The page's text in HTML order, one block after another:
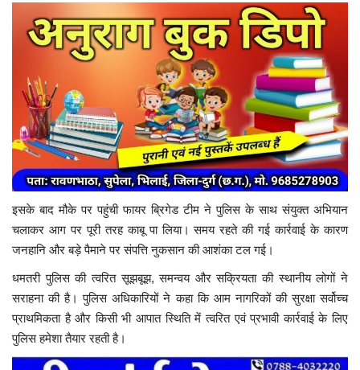
इसके बाद मौके पर पहुंची फायर ब्रिगेड टीम ने पुलिस के साथ संयुक्त अभियान
चलाकर आग पर पूरी तरह काबू पा लिया। समय रहते की गई कार्रवाई के कारण
जनहानि और बड़े पैमाने पर संपत्ति नुकसान की आशंका टल गई।
धमतरी पुलिस की त्वरित सूझबूझ, समन्वय और सक्रियता की स्थानीय लोगों ने
सराहना की है। पुलिस अधिकारियों ने कहा कि आम नागरिकों की सुरक्षा सर्वोच्च
प्राथमिकता है और किसी भी आपात स्थिति में त्वरित एवं प्रभावी कार्रवाई के लिए
पुलिस हमेशा तैयार रहती है।